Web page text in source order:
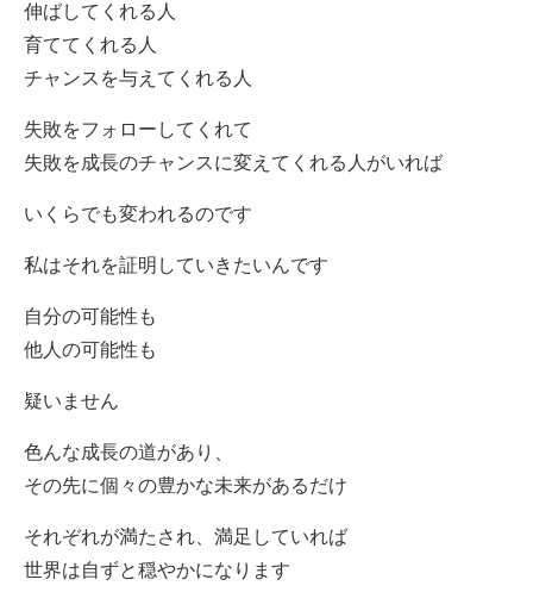
伸ばしてくれる人
育ててくれる人
チャンスを与えてくれる人
失敗をフォローしてくれて
失敗を成長のチャンスに変えてくれる人がいれば
いくらでも変われるのです
私はそれを証明していきたいんです
自分の可能性も
他人の可能性も
疑いません
色んな成長の道があり、
その先に個々の豊かな未来があるだけ
それぞれが満たされ、満足していれば
世界は自ずと穏やかになります